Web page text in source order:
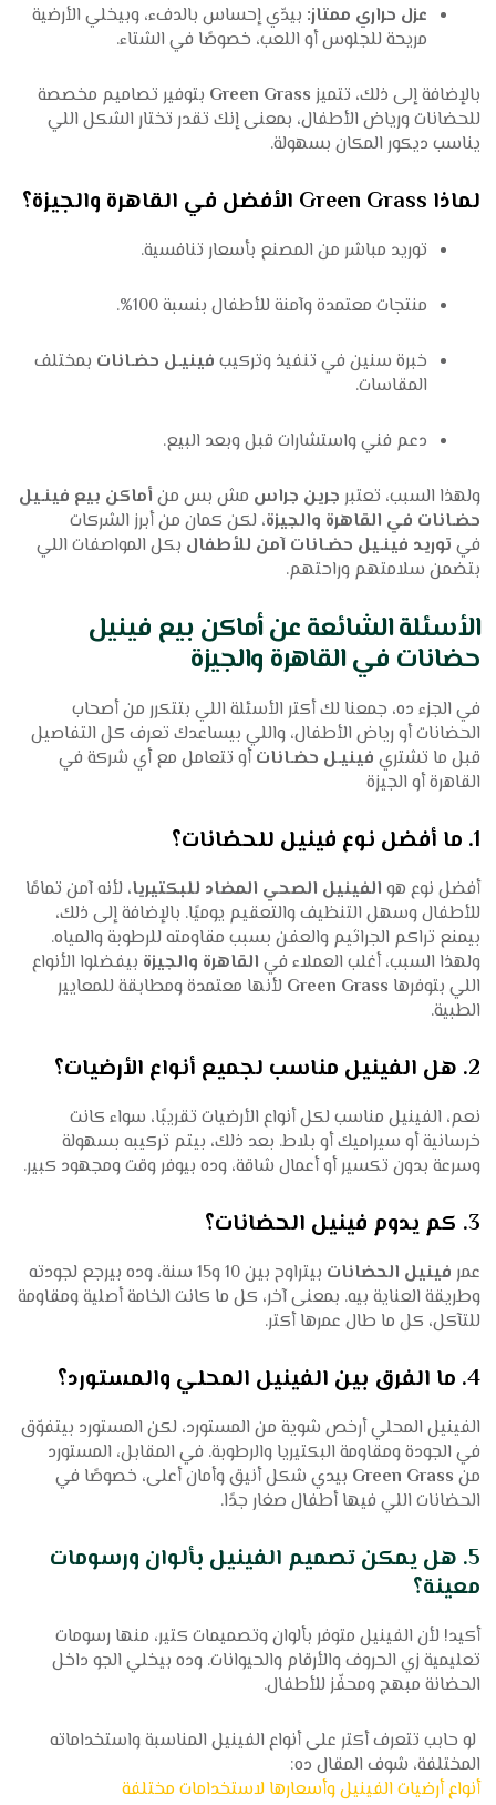
عزل حراري ممتاز: بيدّي إحساس بالدفء، وبيخلي الأرضية
مريحة للجلوس أو اللعب، خصوصًا في الشتاء.
بالإضافة إلى ذلك، تتميز Green Grass بتوفير تصاميم مخصصة
للحضانات ورياض الأطفال، بمعنى إنك تقدر تختار الشكل اللي
يناسب ديكور المكان بسهولة.
لماذا Green Grass الأفضل في القاهرة والجيزة؟
توريد مباشر من المصنع بأسعار تنافسية.
منتجات معتمدة وآمنة للأطفال بنسبة 100%.
خبرة سنين في تنفيذ وتركيب فينيـل حضـانات بمختلف
المقاسات.
دعم فني واستشارات قبل وبعد البيع.
ولهذا السبب، تعتبر جرين جراس مش بس من أماكن بيع فينـيل
حضـانات في القاهرة والجيزة، لكن كمان من أبرز الشركات
في توريد فينـيل حضـانات آمن للأطفال بكل المواصفات اللي
بتضمن سلامتهم وراحتهم.
الأسئلة الشائعة عن أماكن بيع فينيل
حضانات في القاهرة والجيزة
في الجزء ده، جمعنا لك أكتر الأسئلة اللي بتتكرر من أصحاب
الحضانات أو رياض الأطفال، واللي بيساعدك تعرف كل التفاصيل
قبل ما تشتري فينيـل حضـاناتأو تتعامل مع أي شركة في
القاهرة أو الجيزة
1. ما أفضل نوع فينيل للحضانات؟
أفضل نوع هو الفينيل الصحي المضاد للبكتيريا، لأنه آمن تمامًا
للأطفال وسهل التنظيف والتعقيم يوميًا. بالإضافة إلى ذلك،
بيمنع تراكم الجراثيم والعفن بسبب مقاومته للرطوبة والمياه.
ولهذا السبب، أغلب العملاء في القاهرة والجيزة بيفضلوا الأنواع
اللي بتوفرها Green Grass لأنها معتمدة ومطابقة للمعايير
الطبية.
2. هل الفينيل مناسب لجميع أنواع الأرضيات؟
نعم، الفينيل مناسب لكل أنواع الأرضيات تقريبًا، سواء كانت
خرسانية أو سيراميك أو بلاط. بعد ذلك، بيتم تركيبه بسهولة
وسرعة بدون تكسير أو أعمال شاقة، وده بيوفر وقت ومجهود كبير.
3. كم يدوم فينيل الحضانات؟
عمر فينيل الحضانات
بيتراوح بين 10 و15 سنة، وده بيرجع لجودته
وطريقة العناية بيه. بمعنى آخر، كل ما كانت الخامة أصلية ومقاومة
للتآكل، كل ما طال عمرها أكتر.
4. ما الفرق بين الفينيل المحلي والمستورد؟
الفينيل المحلي أرخص شوية من المستورد، لكن المستورد بيتفوّق
في الجودة ومقاومة البكتيريا والرطوبة. في المقابل، المستورد
من Green Grass بيدي شكل أنيق وأمان أعلى، خصوصًا في
الحضانات اللي فيها أطفال صغار جدًا.
5. هل يمكن تصميم الفينيل بألوان ورسومات
معينة؟
أكيد! لأن الفينيل متوفر بألوان وتصميمات كتير، منها رسومات
تعليمية زي الحروف والأرقام والحيوانات. وده بيخلي الجو داخل
الحضانة مبهج ومحفّز للأطفال.
لو حابب تتعرف أكتر على أنواع الفينيل المناسبة واستخداماته
المختلفة، شوف المقال ده:
أنواع أرضيات الفينيل وأسعارها لاستخدامات مختلفة